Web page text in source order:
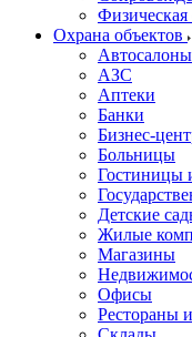
Охрана объектов
Автосалоны
АЗС
Аптеки
Банки
Бизнес-
Больницы
Гостиницы
Детские
Жилые
Магазины
Офисы
Рестораны